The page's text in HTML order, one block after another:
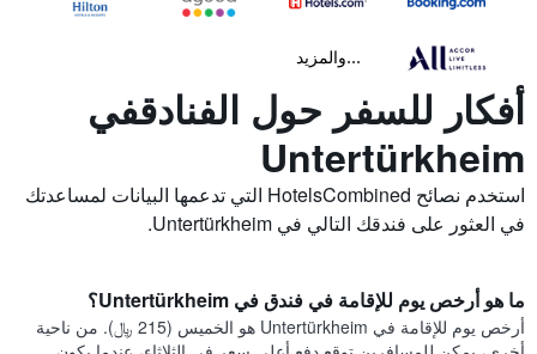
...والمزيد
أفكار للسفر حول الفنادقفي
Untertürkheim
استخدم نصائح HotelsCombined التي تدعمها البيانات لمساعدتك
في العثور على فندقك التالي في Untertürkheim.
ما هو أرخص يوم للإقامة في فندق في Untertürkheim؟
أرخص يوم للإقامة في Untertürkheim هو الخميس (215 ﷼). من ناحية